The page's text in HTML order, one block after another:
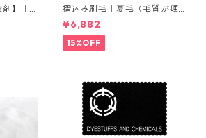
剤】｜5
ミニ
摺込み刷毛｜夏毛（毛質が硬
い）1分｜16本入り＊1セット
¥6,882
15%OFF